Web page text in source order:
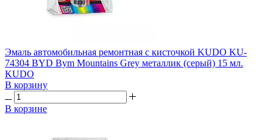
Эмаль автомобильная ремонтная с кисточкой KUDO KU-
74304 BYD Bym Mountains Grey металлик (серый) 15 мл.
KUDO
В корзину
В корзине